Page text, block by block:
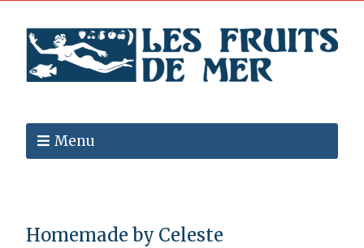
Menu
Homemade by Celeste